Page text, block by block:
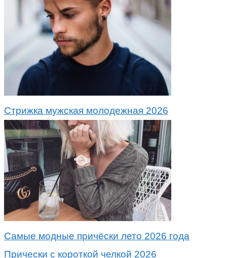
Стрижка мужская молодежная 2026
Самые модные причёски лето 2026 года
Прически с короткой челкой 2026